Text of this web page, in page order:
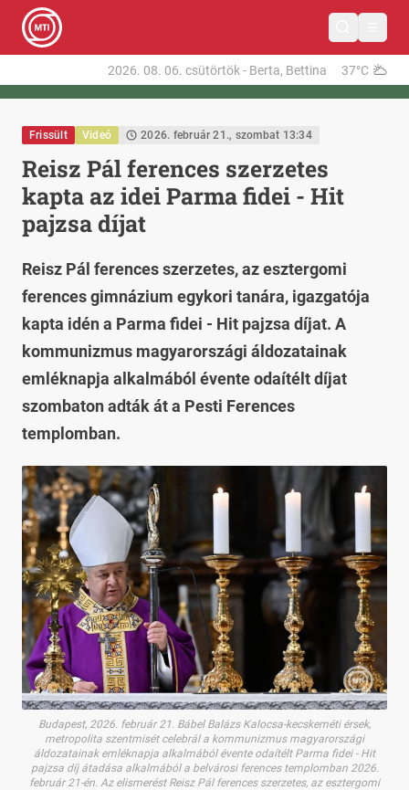
2026. 08. 06. csütörtök- Berta, Bettina 37°C
Frissült Videó 2026. február 21., szombat 13:34
Reisz Pál ferences szerzetes
kapta az idei Parma fidei - Hit
pajzsa díjat
Reisz Pál ferences szerzetes, az esztergomi
ferences gimnázium egykori tanára, igazgatója
kapta idén a Parma fidei - Hit pajzsa díjat. A
kommunizmus magyarországi áldozatainak
emléknapja alkalmából évente odaítélt díjat
szombaton adták át a Pesti Ferences
templomban.
Budapest, 2026. február 21. Bábel Balázs Kalocsa-kecskeméti érsek,
metropolita szentmisét celebrál a kommunizmus magyarországi
áldozatainak emléknapja alkalmából évente odaítélt Parma fidei - Hit
pajzsa díj átadása alkalmából a belvárosi ferences templomban 2026.
február 21-én. Az elismerést Reisz Pál ferences szerzetes, az esztergomi